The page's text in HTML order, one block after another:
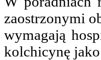
zaostrzonymi
wymagają
kolchicynę